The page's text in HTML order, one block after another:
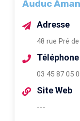
Auduc
Adresse
48 rue Pré
Téléphone
03 45 87 05
Site Web
---